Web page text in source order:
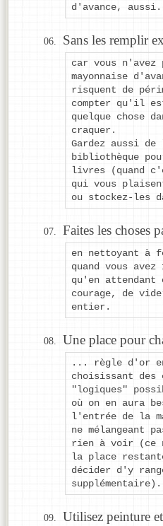
d'avance, aussi.
Sans les remplir
car vous n'avez
mayonnaise
risquent de
compter qu'il
quelque chose
craquer.
Gardez aussi
bibliothèque
livres (quand
qui vous
ou stockez-les
Faites les choses
en nettoyant à
quand vous
qu'en
courage, de
entier.
Une place pour
... règle d'or
choisissant
"logiques"
où on en aura
l'entrée de la
ne mélangeant
rien à voir (ce
la place
décider d'y
supplémentaire).
Utilisez peinture